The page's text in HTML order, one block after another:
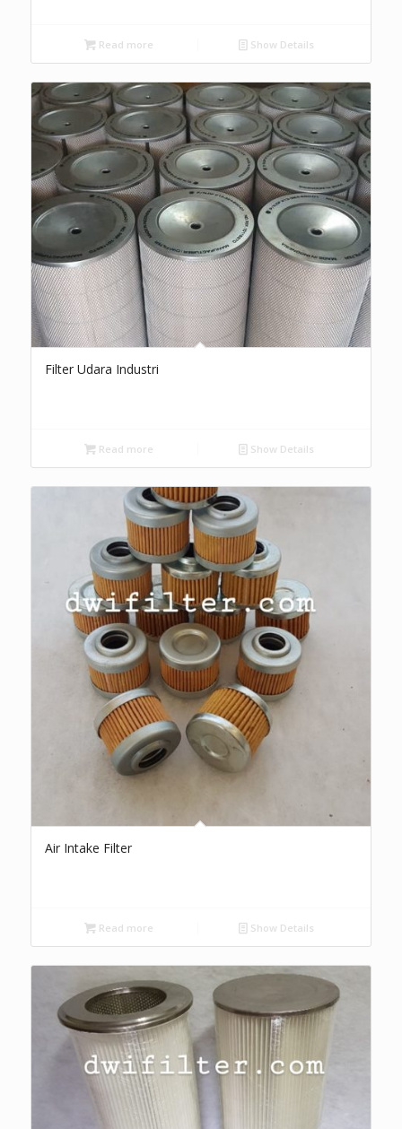
Read more Show Details
Filter Udara Industri
Read more Show Details
Air Intake Filter
Read more Show Details